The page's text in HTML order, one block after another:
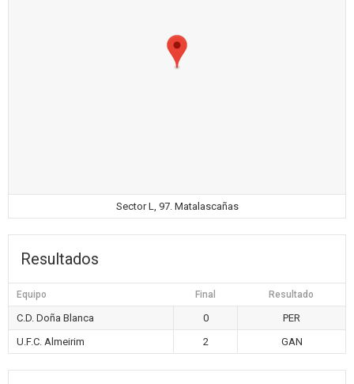
Sector L, 97. Matalascañas
Resultados
Equipo Final Resultado
C.D. Doña Blanca 0
PER
U.F.C. Almeirim
2 GAN